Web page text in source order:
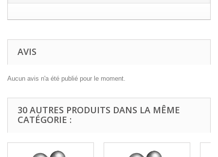
AVIS
Aucun avis n'a été publié pour le moment.
30 AUTRES PRODUITS DANS LA MÊME
CATÉGORIE :